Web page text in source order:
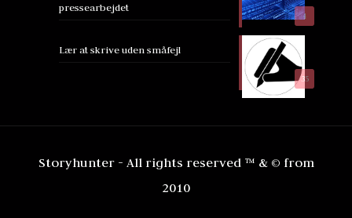
4
pressearbejdet
35
Lær at skrive uden småfejl
Storyhunter - All rights reserved ™ & © from
2010